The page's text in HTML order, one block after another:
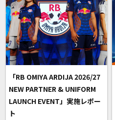
「RB OMIYA ARDIJA 2026/27
NEW PARTNER & UNIFORM
LAUNCH EVENT」実施レポー
ト